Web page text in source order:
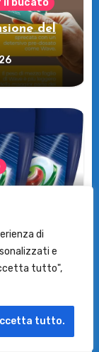
di
e
tutto",
tutto.
del